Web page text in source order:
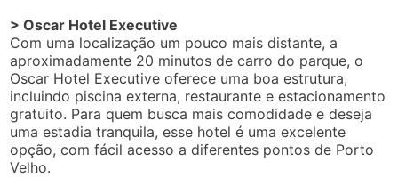
> Oscar Hotel Executive
Com uma localização um pouco mais distante, a
aproximadamente 20 minutos de carro do parque, o
Oscar Hotel Executive oferece uma boa estrutura,
incluindo piscina externa, restaurante e estacionamento
gratuito. Para quem busca mais comodidade e deseja
uma estadia tranquila, esse hotel é uma excelente
opção, com fácil acesso a diferentes pontos de Porto
Velho.